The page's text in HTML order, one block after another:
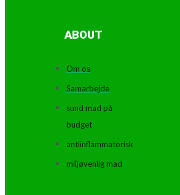
ABOUT
Om os
Samarbejde
sund mad på
budget
antiinflammatorisk
miljøvenlig mad